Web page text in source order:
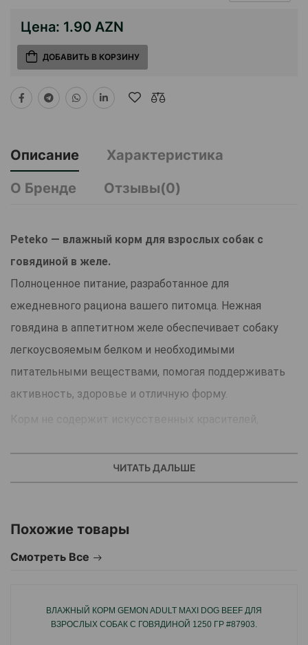
Цена: 1.90 AZN
ДОБАВИТЬ В КОРЗИНУ
Описание
Характеристика
О Бренде
Отзывы(0)
Peteko — влажный корм для взрослых собак с
говядиной в желе.
Полноценное питание, разработанное для
ежедневного рациона вашего питомца. Нежная
говядина в аппетитном желе обеспечивает собаку
легкоусвояемым белком и необходимыми
питательными веществами, помогая поддерживать
активность, здоровье и отличную форму.
Корм не содержит искусственных красителей,
выбором для заботливых владельцев. Лёгкая
консистенция в желе способствует хорошему
Peteko Adult Dog Wet Food
сбалансированный рацион для энергии, здоровья и
ЧИТАТЬ ДАЛЬШЕ
Похожие товары
Смотреть Все
ВЛАЖНЫЙ КОРМ GEMON ADULT MAXI DOG BEEF ДЛЯ
ВЗРОСЛЫХ СОБАК С ГОВЯДИНОЙ 1250 ГР #87903.